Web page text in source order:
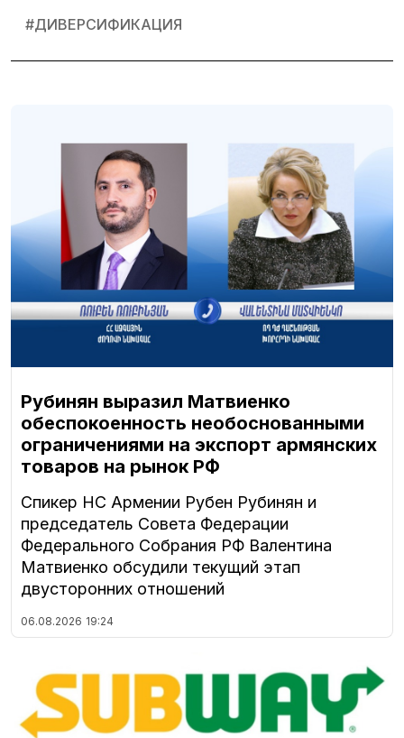
#ДИВЕРСИФИКАЦИЯ
Рубинян выразил Матвиенко
обеспокоенность необоснованными
ограничениями на экспорт армянских
товаров на рынок РФ
Спикер НС Армении Рубен Рубинян и
председатель Совета Федерации
Федерального Собрания РФ Валентина
Матвиенко обсудили текущий этап
двусторонних отношений
06.08.2026 19:24